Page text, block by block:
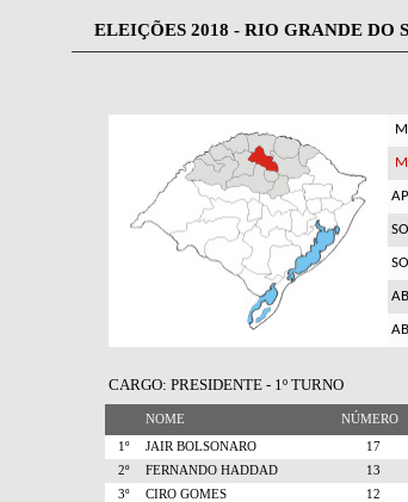
ELEIÇÕES 2018 - RIO GRANDE DO
CARGO: PRESIDENTE - 1º TURNO
NOME NÚMERO
1º JAIR BOLSONARO 17
2º
FERNANDO HADDAD 13
3º
CIRO GOMES 12